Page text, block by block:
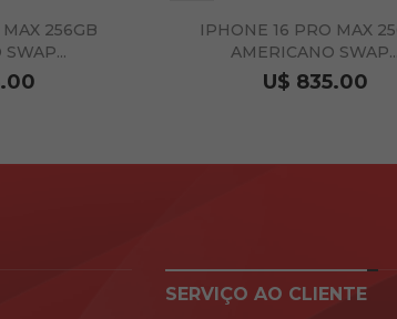
256GB
IPHONE 16 PRO MAX
AMERICANO SWAP...
U$ 835.00
SERVIÇO AO CLIENTE